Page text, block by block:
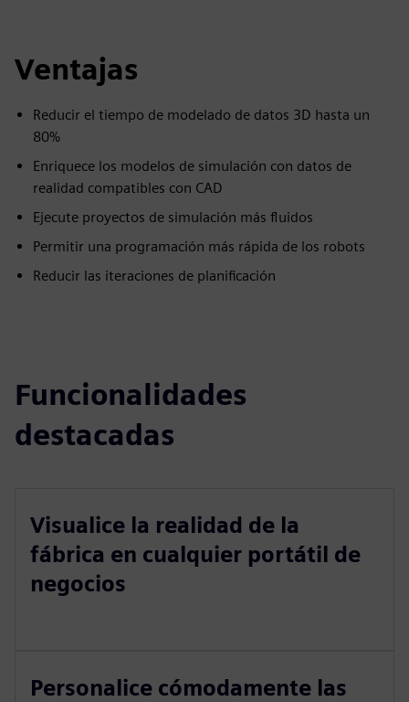
Ventajas
Reducir el tiempo de modelado de datos 3D hasta un
80%
Enriquece los modelos de simulación con datos de
realidad compatibles con CAD
Ejecute proyectos de simulación más fluidos
Permitir una programación más rápida de los robots
Reducir las iteraciones de planificación
Funcionalidades
destacadas
Visualice la realidad de la
fábrica en cualquier portátil de
negocios
Personalice cómodamente las